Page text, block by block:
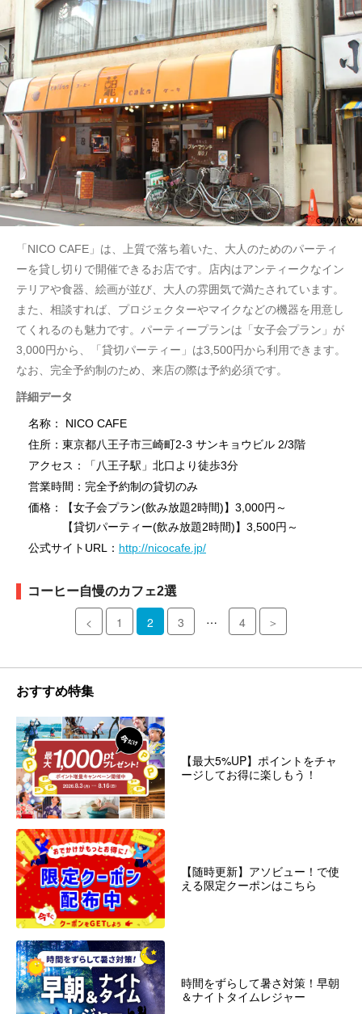
「NICO CAFE」は、上質で落ち着いた、大人のためのパーティ
ーを貸し切りで開催できるお店です。店内はアンティークなイン
テリアや食器、絵画が並び、大人の雰囲気で満たされています。
また、相談すれば、プロジェクターやマイクなどの機器を用意し
てくれるのも魅力です。パーティープランは「女子会プラン」が
3,000円から、「貸切パーティー」は3,500円から利用できます。
なお、完全予約制のため、来店の際は予約必須です。
詳細データ
名称： NICO CAFE
住所：東京都八王子市三崎町2-3 サンキョウビル 2/3階
アクセス：「八王子駅」北口より徒歩3分
営業時間：完全予約制の貸切のみ
価格：【女子会プラン(飲み放題2時間)】3,000円～
【貸切パーティー(飲み放題2時間)】3,500円～
公式サイトURL： http://nicocafe.jp/
コーヒー自慢のカフェ2選
< 1 2 3 … 4 ＞
おすすめ特集
【最大5%UP】ポイントをチャ
ージしてお得に楽しもう！
【随時更新】アソビュー！で使
える限定クーポンはこちら
時間をずらして暑さ対策！早朝
＆ナイトタイムレジャー